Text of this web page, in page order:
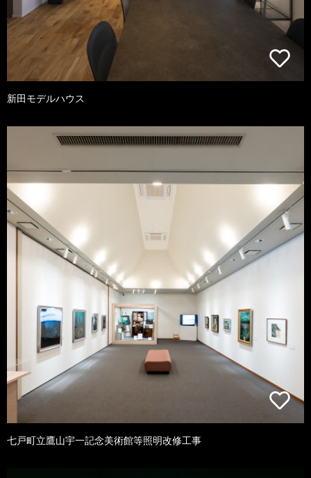
新田モデルハウス
七戸町立鷹山宇一記念美術館等照明改修工事